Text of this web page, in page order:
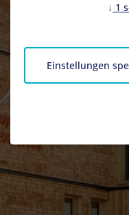
↓ 1
Einstellungen